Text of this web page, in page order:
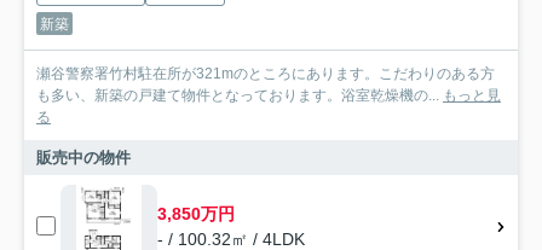
新築
瀬谷警察署竹村駐在所が321mのところにあります。こだわりのある方
も多い、新築の戸建て物件となっております。浴室乾燥機の...
もっと見
る
販売中の物件
3,850万円
- / 100.32㎡ / 4LDK